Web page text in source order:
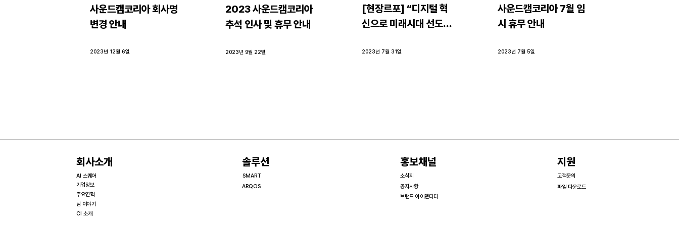
사운드캠코리아 회사명
변경 안내
2023년 12월 6일
2023 사운드캠코리아
추석 인사 및 휴무 안내
2023년 9월 22일
[현장르포] “디지털 혁
신으로 미래시대 선도한
아 2023’에 가다
2023년 7월 31일
사운드캠코리아 7월 임
시 휴무 안내
2023년 7월 5일
회사소개
AI 스퀘어
기업정보
주요연혁
팀 이야기
CI 소개
​솔루션
ARQOS
SMART
홍보채널
소식지
공지사항
브랜드 아이덴티티
지원
고객문의
파일 다운로드